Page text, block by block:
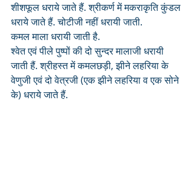
शीशफूल धराये जाते हैं. श्रीकर्ण में मकराकृति कुंडल
धराये जाते हैं. चोटीजी नहीं धरायी जाती.
कमल माला धरायी जाती है.
श्वेत एवं पीले पुष्पों की दो सुन्दर मालाजी धरायी
जाती हैं. श्रीहस्त में कमलछड़ी, झीने लहरिया के
वेणुजी एवं दो वेत्रजी (एक झीने लहरिया व एक सोने
के) धराये जाते हैं.